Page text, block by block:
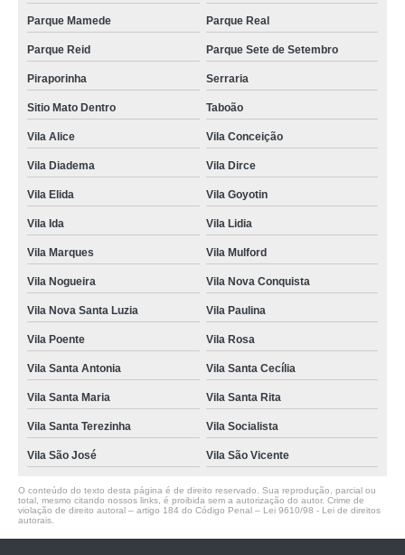
Parque Mamede Parque Real
Parque Reid Parque Sete de Setembro
Piraporinha Serraria
Sitio Mato Dentro Taboão
Vila Alice Vila Conceição
Vila Diadema Vila Dirce
Vila Elida Vila Goyotin
Vila Ida Vila Lidia
Vila Marques Vila Mulford
Vila Nogueira Vila Nova Conquista
Vila Nova Santa Luzia Vila Paulina
Vila Poente Vila Rosa
Vila Santa Antonia Vila Santa Cecília
Vila Santa Maria Vila Santa Rita
Vila Santa Terezinha Vila Socialista
Vila São José Vila São Vicente
O conteúdo do texto desta página é de direito reservado. Sua reprodução, parcial ou
total, mesmo citando nossos links, é proibida sem a autorização do autor. Crime de
violação de direito autoral – artigo 184 do Código Penal – Lei 9610/98 - Lei de direitos
autorais